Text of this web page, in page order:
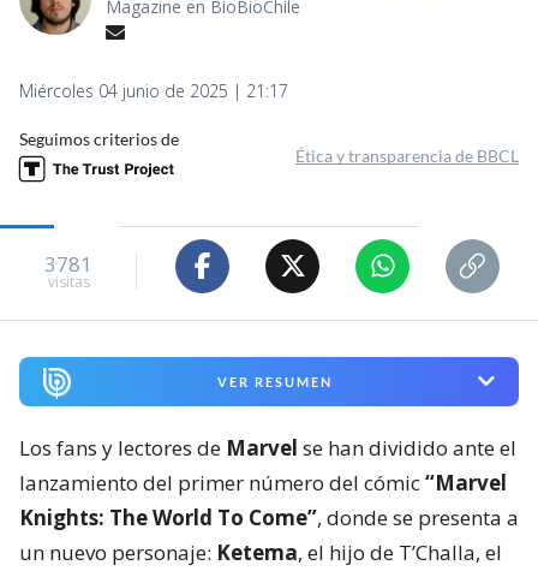
Magazine en BioBioChile
Miércoles 04 junio de 2025 | 21:17
Seguimos criterios de
Ética y transparencia de BBCL
3781
visitas
VER RESUMEN
Los fans y lectores de Marvel se han dividido ante el
lanzamiento del primer número del cómic“Marvel
Knights: The World To Come”, donde se presenta a
un nuevo personaje: Ketema, el hijo de T’Challa, el